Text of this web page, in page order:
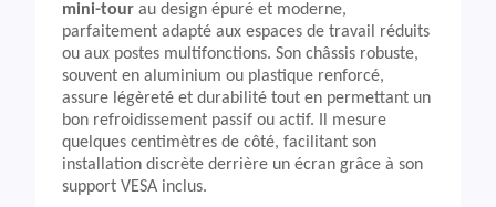
mini-tour au design épuré et moderne,
parfaitement adapté aux espaces de travail réduits
ou aux postes multifonctions. Son châssis robuste,
souvent en aluminium ou plastique renforcé,
assure légèreté et durabilité tout en permettant un
bon refroidissement passif ou actif. Il mesure
quelques centimètres de côté, facilitant son
installation discrète derrière un écran grâce à son
support VESA inclus.